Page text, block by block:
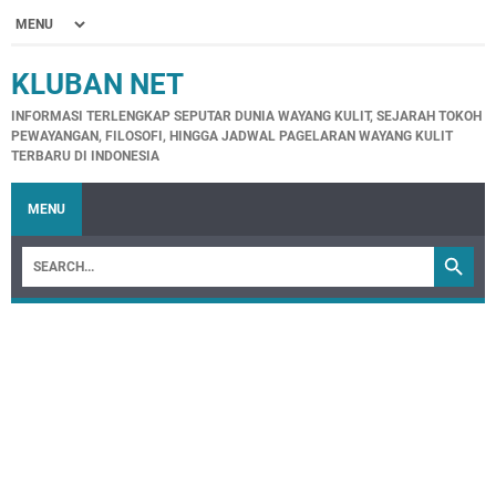
KLUBAN NET
INFORMASI TERLENGKAP SEPUTAR DUNIA WAYANG KULIT, SEJARAH TOKOH
PEWAYANGAN, FILOSOFI, HINGGA JADWAL PAGELARAN WAYANG KULIT
TERBARU DI INDONESIA
MENU